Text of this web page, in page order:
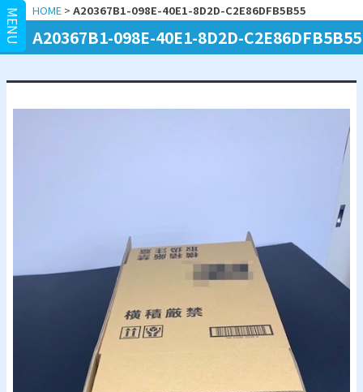
MENU HOME > A20367B1-098E-40E1-8D2D-C2E86DFB5B55
A20367B1-098E-40E1-8D2D-C2E86DFB5B55